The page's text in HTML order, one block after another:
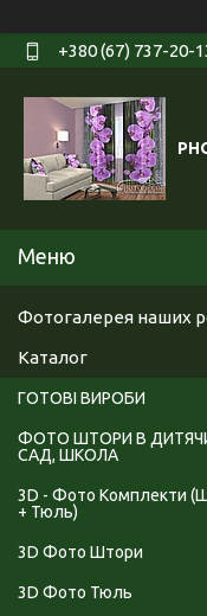
+380 (67) 737-20-
Фотогалерея наших
Каталог
ГОТОВІ ВИРОБИ
ФОТО ШТОРИ В
САД, ШКОЛА
3D - Фото Комплекти
+ Тюль)
3D Фото Штори
3D Фото Тюль